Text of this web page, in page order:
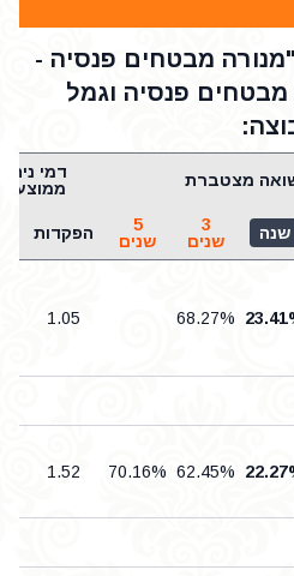
מבטחים פנסיה -
מבטחים פנסיה וגמל
מצטברת
דמי
שנה
3
שנים
5
שנים
הפקדות
68.27%
1.05
62.45%
70.16%
1.52